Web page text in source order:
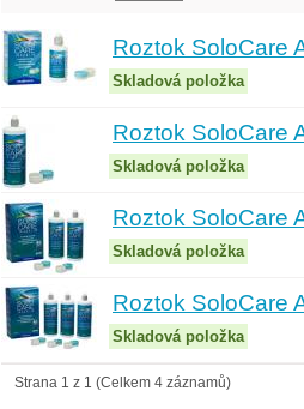
Roztok SoloCare
Skladová položka
Roztok SoloCare
Skladová položka
Roztok SoloCare
Skladová položka
Roztok SoloCare
Skladová položka
Strana 1 z 1 (Celkem 4 záznamů)